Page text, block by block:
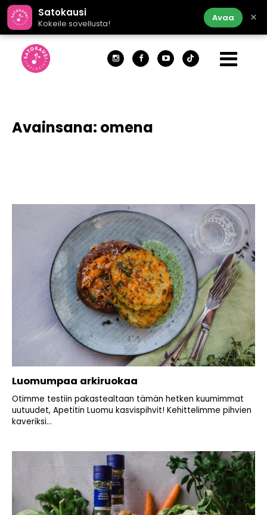
Satokausi
Kokeile sovellusta!
Avaa ×
Avainsana: omena
Luomumpaa arkiruokaa
Otimme testiin pakastealtaan tämän hetken kuumimmat
uutuudet, Apetitin Luomu kasvispihvit! Kehittelimme pihvien
kaveriksi...